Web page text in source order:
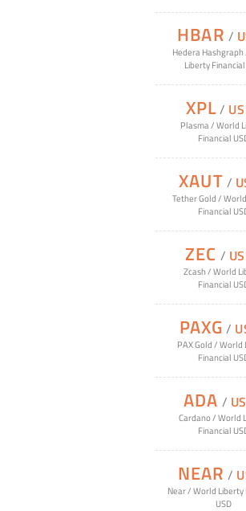
HBAR /
Hedera Hashgraph
Liberty
XPL/
Plasma/World
Financial
XAUT /
Tether Gold/
Financial
ZEC /
Zcash/World
Financial
PAXG /
PAX Gold/World
Financial
ADA /
Cardano/World
Financial
NEAR /
Near/World Liberty
USD